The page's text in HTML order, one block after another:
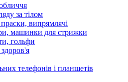
за тілом
випрямлячі
машинки для стрижки
гольфи
телефонів і планшетів